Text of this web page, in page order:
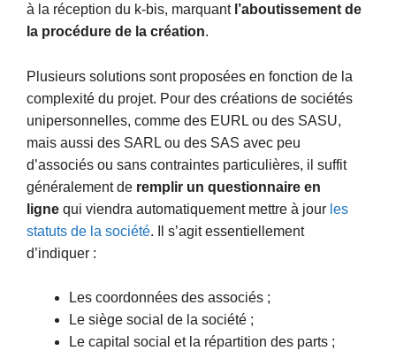
à la réception du k-bis, marquant l’aboutissement de
la procédure de la création.
Plusieurs solutions sont proposées en fonction de la
complexité du projet. Pour des créations de sociétés
unipersonnelles, comme des EURL ou des SASU,
mais aussi des SARL ou des SAS avec peu
d’associés ou sans contraintes particulières, il suffit
généralement de remplir un questionnaire en
ligne qui viendra automatiquement mettre à jour les
statuts de la société. Il s’agit essentiellement
d’indiquer :
Les coordonnées des associés ;
Le siège social de la société ;
Le capital social et la répartition des parts ;